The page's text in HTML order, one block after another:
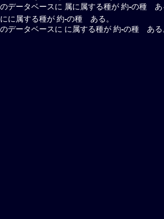
データベースに 属に属する種が 約-の種 あ
に属する種が 約-の種 ある。
データベースに に属する種が 約-の種 ある